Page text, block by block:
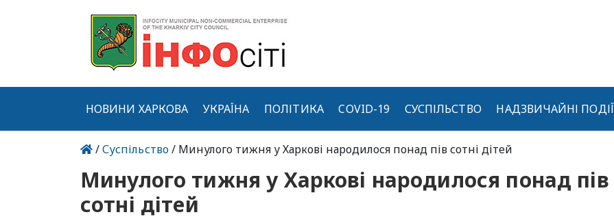
НОВИНИ ХАРКОВА УКРАЇНА ПОЛІТИКА COVID-19 СУСПІЛЬСТВО НАДЗВИЧАЙНІ ПОДІЇ
/Суспільство/ Минулого тижня у Харкові народилося понад пів сотні дітей
Минулого тижня у Харкові народилося понад пів
сотні дітей